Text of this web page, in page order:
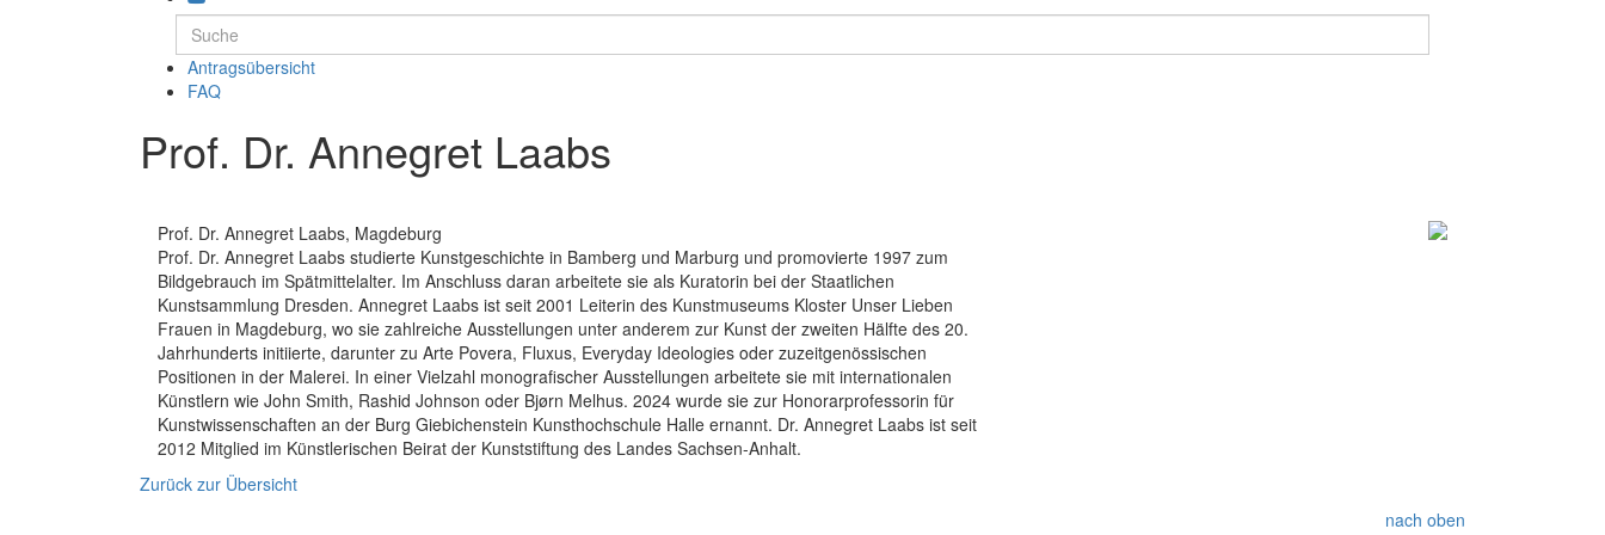
Antragsübersicht
FAQ
Prof. Dr. Annegret Laabs
Prof. Dr. Annegret Laabs, Magdeburg
Prof. Dr. Annegret Laabs studierte Kunstgeschichte in Bamberg und Marburg und promovierte 1997 zum
Bildgebrauch im Spätmittelalter. Im Anschluss daran arbeitete sie als Kuratorin bei der Staatlichen
Kunstsammlung Dresden. Annegret Laabs ist seit 2001 Leiterin des Kunstmuseums Kloster Unser Lieben
Frauen in Magdeburg, wo sie zahlreiche Ausstellungen unter anderem zur Kunst der zweiten Hälfte des 20.
Jahrhunderts initiierte, darunter zu Arte Povera, Fluxus, Everyday Ideologies oder zuzeitgenössischen
Positionen in der Malerei. In einer Vielzahl monografischer Ausstellungen arbeitete sie mit internationalen
Künstlern wie John Smith, Rashid Johnson oder Bjørn Melhus. 2024 wurde sie zur Honorarprofessorin für
Kunstwissenschaften an der Burg Giebichenstein Kunsthochschule Halle ernannt. Dr. Annegret Laabs ist seit
2012 Mitglied im Künstlerischen Beirat der Kunststiftung des Landes Sachsen-Anhalt.
Zurück zur Übersicht
nach oben